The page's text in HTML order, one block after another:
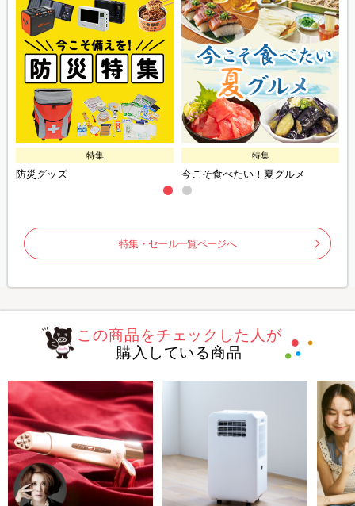
特集
防災グッズ
特集
今こそ食べたい！夏グルメ
特集・セール一覧ページへ
この商品をチェックした人が
購入している商品